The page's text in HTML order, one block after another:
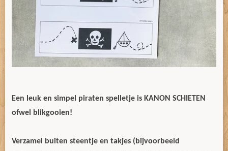
Een leuk en simpel piraten spelletje is KANON SCHIETEN
ofwel blikgooien!
Verzamel buiten steentje en takjes (bijvoorbeeld